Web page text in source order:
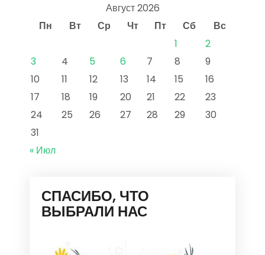
Август 2026
Пн
Вт Ср Чт Пт Сб
Вс
1
2
3
4 5 6 7 8
9
10
11 12 13 14 15
16
17
18 19 20 21 22
23
24
25 26 27 28 29
30
31
« Июл
СПАСИБО, ЧТО
ВЫБРАЛИ НАС